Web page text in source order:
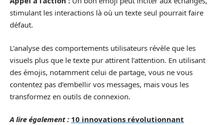
stimulant les interactions là où un texte seul pourrait faire
défaut.
L’analyse des comportements utilisateurs révèle que les
visuels plus que le texte pur attirent l’attention. En utilisant
des émojis, notamment celui de partage, vous ne vous
contentez pas d’embellir vos messages, mais vous les
transformez en outils de connexion.
A lire également : 10 innovations révolutionnant